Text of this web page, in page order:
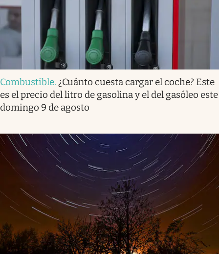
Combustible. ¿Cuánto cuesta cargar el coche? Este
es el precio del litro de gasolina y el del gasóleo este
domingo 9 de agosto